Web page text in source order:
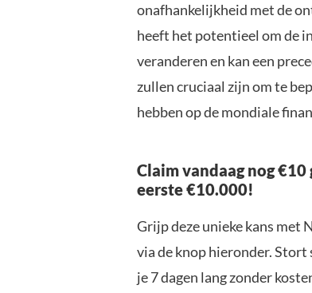
onafhankelijkheid met de
heeft het potentieel om de
veranderen en kan een
zullen cruciaal zijn om te
hebben op de mondiale
Claim vandaag nog
eerste €10.000!
Grijp deze unieke kans met
via de knop hieronder.
je 7 dagen lang zonder